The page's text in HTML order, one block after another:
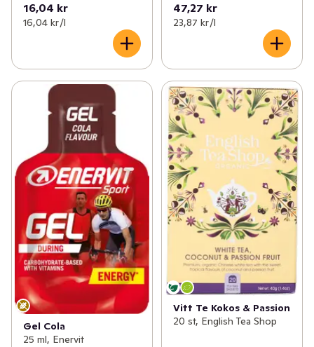
16,04 kr
16,04 kr /l
47,27 kr
23,87 kr /l
Gel Cola
25 ml, Enervit
Vitt Te Kokos & Passion
20 st, English Tea Shop